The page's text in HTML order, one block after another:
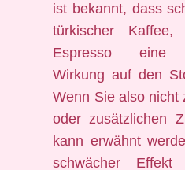
ist bekannt, dass
türkischer Kaffee,
Espresso eine
Wirkung auf den
Wenn Sie also nicht
oder zusätzlichen
kann erwähnt
schwächer Effekt